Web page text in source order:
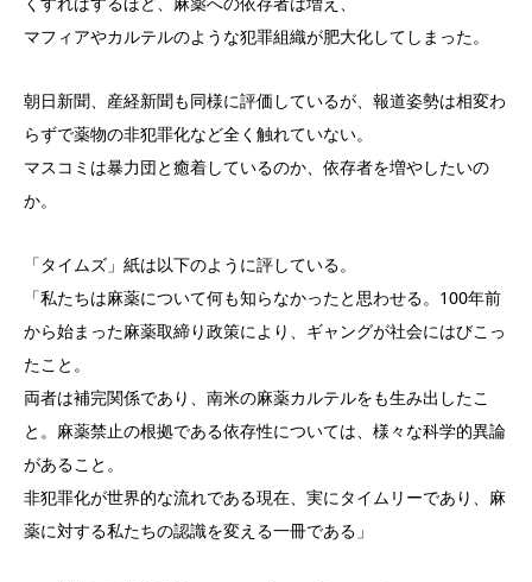
マフィアやカルテルのような犯罪組織が肥大化してしまった。
朝日新聞、産経新聞も同様に評価しているが、報道姿勢は相変わ
らずで薬物の非犯罪化など全く触れていない。
マスコミは暴力団と癒着しているのか、依存者を増やしたいの
か。
「タイムズ」紙は以下のように評している。
「私たちは麻薬について何も知らなかったと思わせる。100年前
から始まった麻薬取締り政策により、ギャングが社会にはびこっ
たこと。
両者は補完関係であり、南米の麻薬カルテルをも生み出したこ
と。麻薬禁止の根拠である依存性については、様々な科学的異論
があること。
非犯罪化が世界的な流れである現在、実にタイムリーであり、麻
薬に対する私たちの認識を変える一冊である」